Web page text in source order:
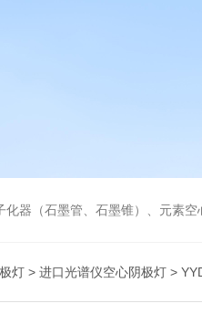
锥）、元素空心阴极灯、氘灯、空心阴极灯激活器、金
灯 > 进口光谱仪空心阴极灯 >